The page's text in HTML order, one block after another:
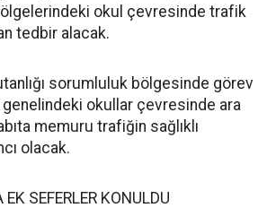
okul çevresinde trafik
tedbir alacak.
sorumluluk bölgesinde görev
okullar çevresinde ara
memuru trafiğin sağlıklı
olacak.
SEFERLER KONULDU